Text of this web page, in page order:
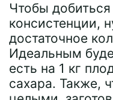
Чтобы
консистенции,
достаточное
Идеальным
есть на 1 кг
сахара. Также,